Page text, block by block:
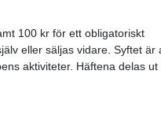
100 kr för ett obligatoriskt
eller säljas vidare. Syftet är
aktiviteter. Häftena delas ut